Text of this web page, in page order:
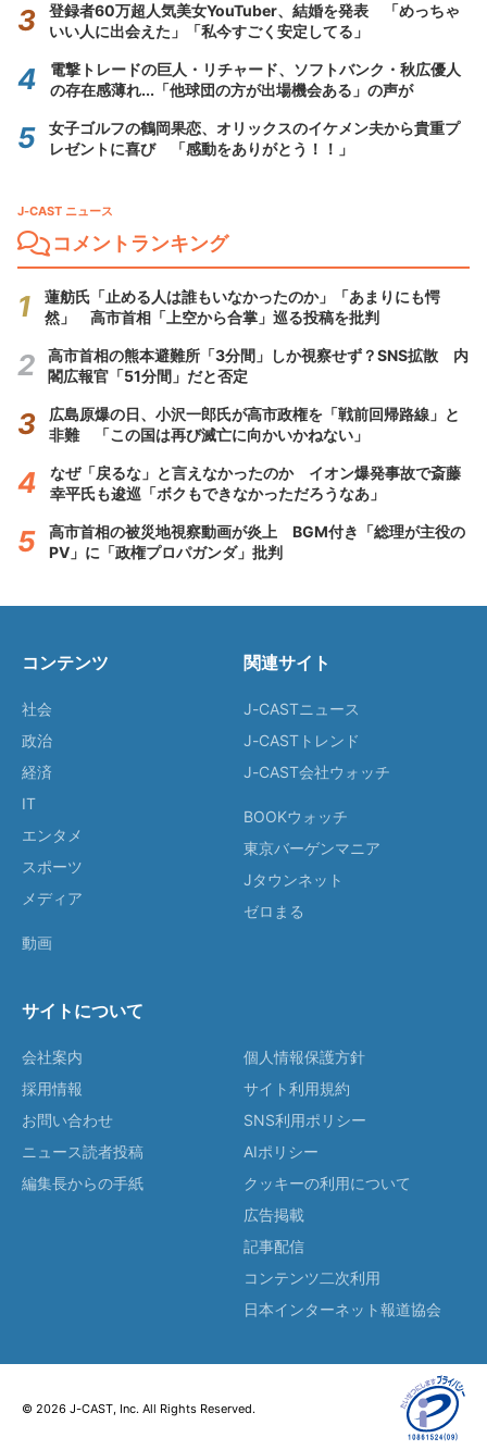
登録者60万超人気美女YouTuber、結婚を発表 「めっちゃ
いい人に出会えた」「私今すごく安定してる」
電撃トレードの巨人・リチャード、ソフトバンク・秋広優人
の存在感薄れ...「他球団の方が出場機会ある」の声が
女子ゴルフの鶴岡果恋、オリックスのイケメン夫から貴重プ
レゼントに喜び 「感動をありがとう！！」
J-CAST ニュース
コメントランキング
蓮舫氏「止める人は誰もいなかったのか」「あまりにも愕
然」 高市首相「上空から合掌」巡る投稿を批判
高市首相の熊本避難所「3分間」しか視察せず？SNS拡散 内
閣広報官「51分間」だと否定
広島原爆の日、小沢一郎氏が高市政権を「戦前回帰路線」と
非難 「この国は再び滅亡に向かいかねない」
なぜ「戻るな」と言えなかったのか イオン爆発事故で斎藤
幸平氏も逡巡「ボクもできなかっただろうなあ」
高市首相の被災地視察動画が炎上 BGM付き「総理が主役の
PV」に「政権プロパガンダ」批判
コンテンツ
社会
政治
経済
IT
エンタメ
スポーツ
メディア
動画
関連サイト
J-CASTニュース
J-CASTトレンド
J-CAST会社ウォッチ
BOOKウォッチ
東京バーゲンマニア
Jタウンネット
ゼロまる
サイトについて
会社案内
採用情報
お問い合わせ
ニュース読者投稿
編集長からの手紙
個人情報保護方針
サイト利用規約
SNS利用ポリシー
AIポリシー
クッキーの利用について
広告掲載
記事配信
コンテンツ二次利用
日本インターネット報道協会
© 2026 J-CAST, Inc. All Rights Reserved.